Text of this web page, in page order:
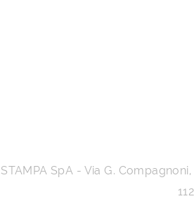
STAMPA SpA - Via G. Compagnoni,